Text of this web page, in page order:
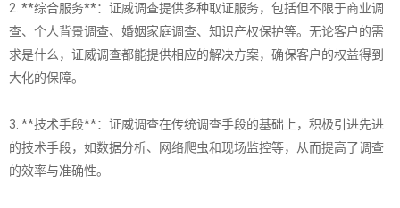
2. **综合服务**：证威调查提供多种取证服务，包括但不限于商业调
查、个人背景调查、婚姻家庭调查、知识产权保护等。无论客户的需
求是什么，证威调查都能提供相应的解决方案，确保客户的权益得到
大化的保障。
3. **技术手段**：证威调查在传统调查手段的基础上，积极引进先进
的技术手段，如数据分析、网络爬虫和现场监控等，从而提高了调查
的效率与准确性。